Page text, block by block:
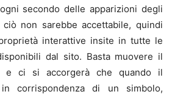
secondo delle apparizioni degli
non sarebbe accettabile, quindi
interattive insite in tutte le
dal sito. Basta muovere il
e ci si accorgerà che quando il
corrispondenza di un simbolo,